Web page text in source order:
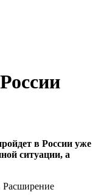
в России уже
ситуации, а
Расширение